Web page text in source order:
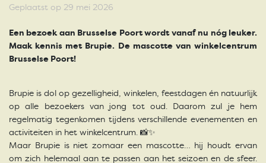
Geplaatst op 29 mei 2026
Een bezoek aan Brusselse Poort wordt vanaf nu nóg leuker.
Maak kennis met Brupie. De mascotte van winkelcentrum
Brusselse Poort!
Brupie is dol op gezelligheid, winkelen, feestdagen én natuurlijk
op alle bezoekers van jong tot oud. Daarom zul je hem
regelmatig tegenkomen tijdens verschillende evenementen en
activiteiten in het winkelcentrum. 📸✨
Maar Brupie is niet zomaar een mascotte… hij houdt ervan
om zich helemaal aan te passen aan het seizoen en de sfeer.